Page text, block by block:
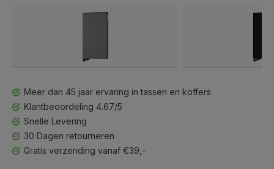
Meer dan 45 jaar ervaring in tassen en koffers
Klantbeoordeling 4.67/5
Snelle Levering
30 Dagen retourneren
Gratis verzending vanaf €39,-